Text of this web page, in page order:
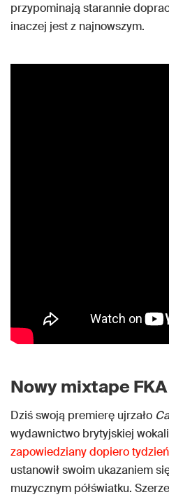
przypominają starannie
inaczej jest z najnowszym.
Nowy mixtape
Dziś swoją premierę ujrzało
wydawnictwo brytyjskiej
zapowiedziany dopiero tydzień
ustanowił swoim ukazaniem
muzycznym półświatku.